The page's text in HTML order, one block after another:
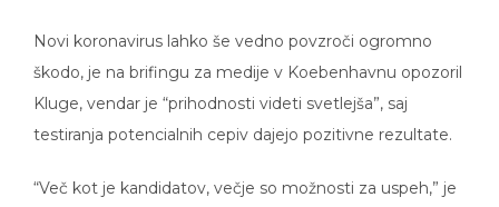
Novi koronavirus lahko še vedno povzroči ogromno
škodo, je na brifingu za medije v Koebenhavnu opozoril
Kluge, vendar je “prihodnosti videti svetlejša”, saj
testiranja potencialnih cepiv dajejo pozitivne rezultate.
“Več kot je kandidatov, večje so možnosti za uspeh,” je